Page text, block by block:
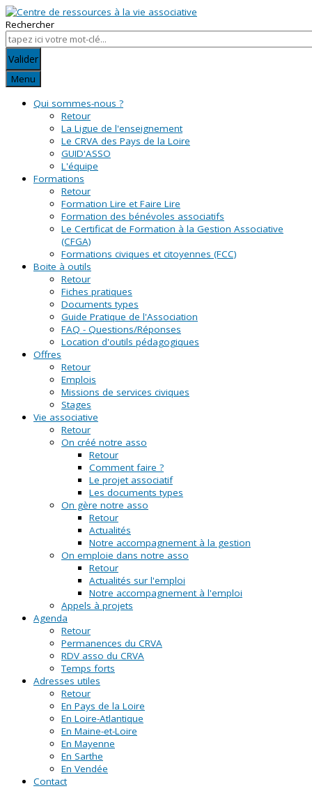
Rechercher
Valider
Menu
Qui sommes-nous ?
Retour
La Ligue de l'enseignement
Le CRVA des Pays de la Loire
GUID'ASSO
L'équipe
Formations
Retour
Formation Lire et Faire Lire
Formation des bénévoles associatifs
Le Certificat de Formation à la Gestion Associative
(CFGA)
Formations civiques et citoyennes (FCC)
Boite à outils
Retour
Fiches pratiques
Documents types
Guide Pratique de l'Association
FAQ - Questions/Réponses
Location d'outils pédagogiques
Offres
Retour
Emplois
Missions de services civiques
Stages
Vie associative
Retour
On créé notre asso
Retour
Comment faire ?
Le projet associatif
Les documents types
On gère notre asso
Retour
Actualités
Notre accompagnement à la gestion
On emploie dans notre asso
Retour
Actualités sur l'emploi
Notre accompagnement à l'emploi
Appels à projets
Agenda
Retour
Permanences du CRVA
RDV asso du CRVA
Temps forts
Adresses utiles
Retour
En Pays de la Loire
En Loire-Atlantique
En Maine-et-Loire
En Mayenne
En Sarthe
En Vendée
Contact